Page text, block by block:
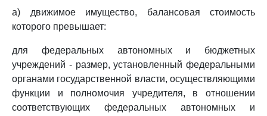
а) движимое имущество, балансовая стоимость
которого превышает:
для федеральных автономных и бюджетных
учреждений - размер, установленный федеральными
органами государственной власти, осуществляющими
функции и полномочия учредителя, в отношении
соответствующих федеральных автономных и